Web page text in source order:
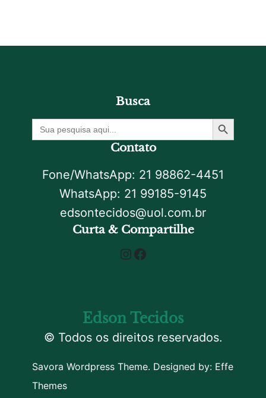
Busca
Procurar
por:
Botão De Pesquisa
Contato
Fone/WhatsApp: 21 98862-4451
WhatsApp: 21 99185-9145
edsontecidos@uol.com.br
Curta & Compartilhe
Instagram Facebook
Edson Tecidos
© Todos os direitos reservados.
Savora Wordpress Theme. Designed by: Effe
Themes